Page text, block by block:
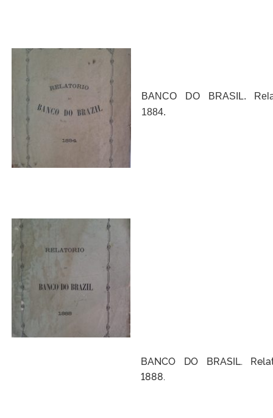
BANCO DO BRASIL.
1884.
BANCO DO BRASIL.
1888.